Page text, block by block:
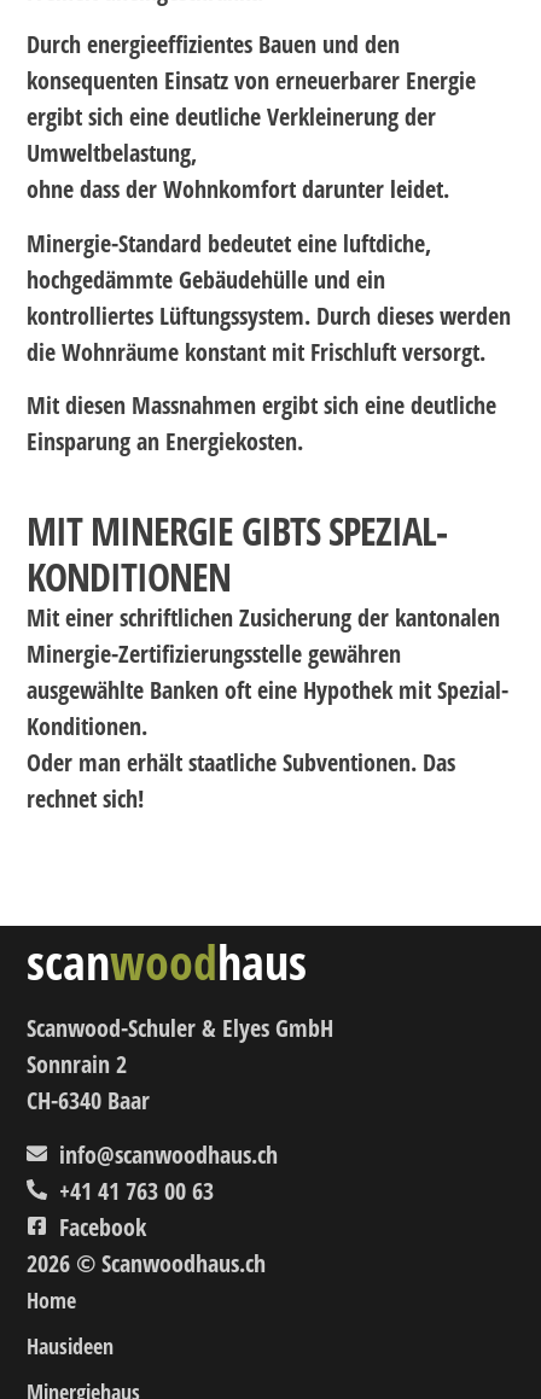
Durch energieeffizientes Bauen und den
konsequenten Einsatz von erneuerbarer Energie
ergibt sich eine deutliche Verkleinerung der
Umweltbelastung,
ohne dass der Wohnkomfort darunter leidet.
Minergie-Standard bedeutet eine luftdiche,
hochgedämmte Gebäudehülle und ein
kontrolliertes Lüftungssystem. Durch dieses werden
die Wohnräume konstant mit Frischluft versorgt.
Mit diesen Massnahmen ergibt sich eine deutliche
Einsparung an Energiekosten.
MIT MINERGIE GIBTS SPEZIAL-
KONDITIONEN
Mit einer schriftlichen Zusicherung der kantonalen
Minergie-Zertifizierungsstelle gewähren
ausgewählte Banken oft eine Hypothek mit Spezial-
Konditionen.
Oder man erhält staatliche Subventionen. Das
rechnet sich!
scanwoodhaus
Scanwood-Schuler & Elyes GmbH
Sonnrain 2
CH-6340 Baar
info@scanwoodhaus.ch
+41 41 763 00 63
Facebook
2026 © Scanwoodhaus.ch
Home
Hausideen
Minergiehaus